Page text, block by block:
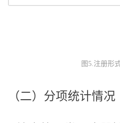
图5.注册形
（二）分项统计情况